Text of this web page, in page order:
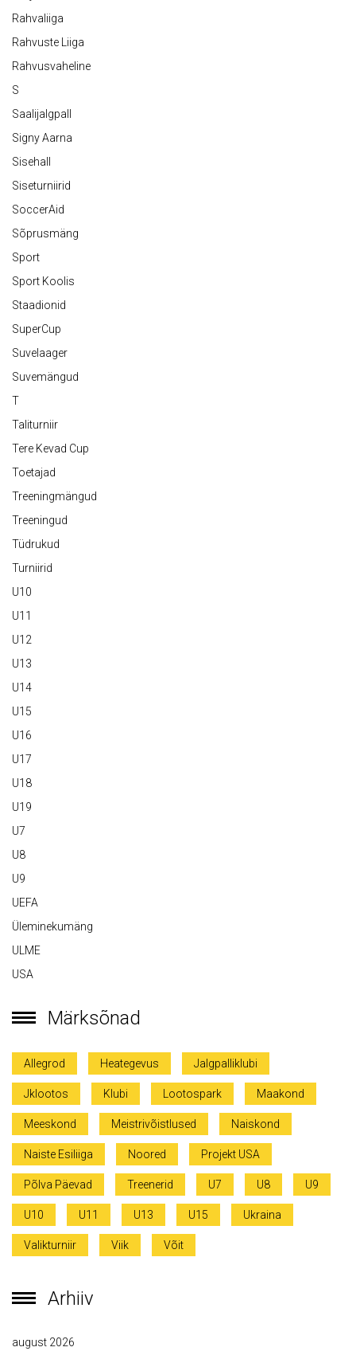
Rahvaliiga
Rahvuste Liiga
Rahvusvaheline
S
Saalijalgpall
Signy Aarna
Sisehall
Siseturniirid
SoccerAid
Sõprusmäng
Sport
Sport Koolis
Staadionid
SuperCup
Suvelaager
Suvemängud
T
Taliturniir
Tere Kevad Cup
Toetajad
Treeningmängud
Treeningud
Tüdrukud
Turniirid
U10
U11
U12
U13
U14
U15
U16
U17
U18
U19
U7
U8
U9
UEFA
Üleminekumäng
ULME
USA
Märksõnad
Allegrod Heategevus Jalgpalliklubi
Jklootos Klubi Lootospark Maakond
Meeskond Meistrivõistlused Naiskond
Naiste Esiliiga Noored Projekt USA
Põlva Päevad Treenerid U7 U8 U9
U10 U11 U13 U15 Ukraina
Valikturniir Viik Võit
Arhiiv
august 2026